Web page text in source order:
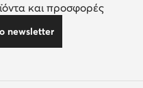
και προσφορές
newsletter